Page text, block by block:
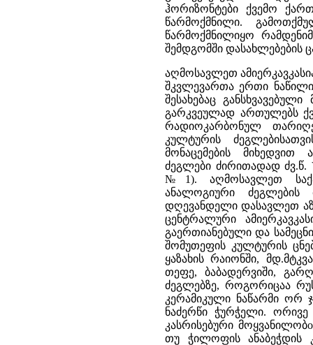
ჰორიზონტები ქვემო
წარმოქმნილი.
წარმოქმნილიყო
შემდგომში დასახლებების
აღმოსავლეთ
შკვლევართა ერთი
შესახებაც
გარკვეულად ართულებს
რადიოკარბონულ
კულტურის
მონაცემების
ძეგლები ძირითადად
№1). აღმოსავლეთ
ანალოგიური
დღევანდელი დასავლეთ
ცენტრალური
გაერთიანებული და
შომუთეფის კულტურის
ყაზახის რაიონში,
თეფე, ბაბადერვიში,
ძეგლებზე, როგორიცაა
კერამიკული ნაწარმი ორ
ნაძერწი ჭურჭელი.
კასრისებური
თუ ჭილოფის ანაბეჭდის